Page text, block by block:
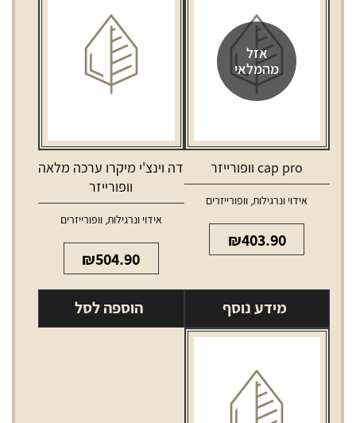
אזל
מהמלאי
cap pro וופורייזר
אידוי ונרגילות, וופורייזרים
₪403.90
מידע נוסף
דה וינצ'י מיקרו ערכה מלאה
וופורייזר
אידוי ונרגילות,וופורייזרים
₪504.90
הוספה לסל